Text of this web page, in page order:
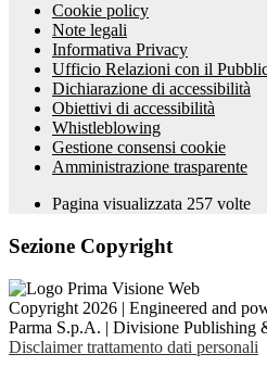
Cookie policy
Note legali
Informativa Privacy
Ufficio Relazioni con il
Dichiarazione di accessibilità
Obiettivi di accessibilità
Whistleblowing
Gestione consensi cookie
Amministrazione trasparente
Pagina visualizzata 257 volte
Sezione Copyright
Copyright 2026 | Engineered and
Parma S.p.A. | Divisione Publishing
Disclaimer trattamento dati personali